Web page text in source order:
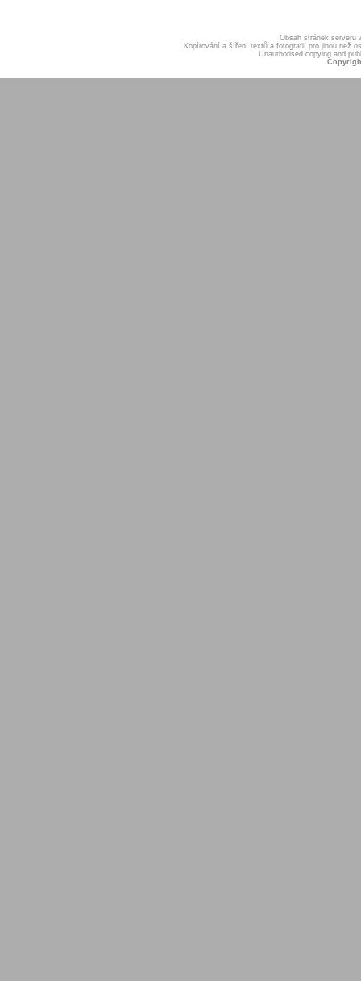
Obsah stránek serveru
Kopírování a šíření textů a fotografií pro jinou než
Unauthorised copying and